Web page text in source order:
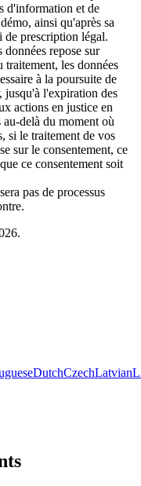
d'information et de
ainsi qu'après sa
de prescription légal.
repose sur
les données
à la poursuite de
jusqu'à l'expiration des
actions en justice en
delà du moment où
si le traitement de vos
sur le consentement, ce
ce consentement soit
pas de processus
DutchCzechLatvian